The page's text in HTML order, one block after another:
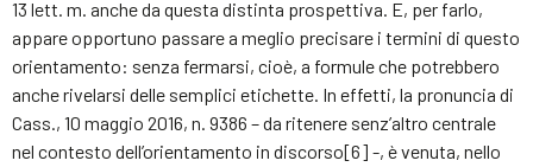
13 lett. m. anche da questa distinta prospettiva. E, per farlo,
appare opportuno passare a meglio precisare i termini di questo
orientamento: senza fermarsi, cioè, a formule che potrebbero
anche rivelarsi delle semplici etichette. In effetti, la pronuncia di
Cass., 10 maggio 2016, n. 9386 – da ritenere senz’altro centrale
nel contesto dell’orientamento in discorso[6] -, è venuta, nello